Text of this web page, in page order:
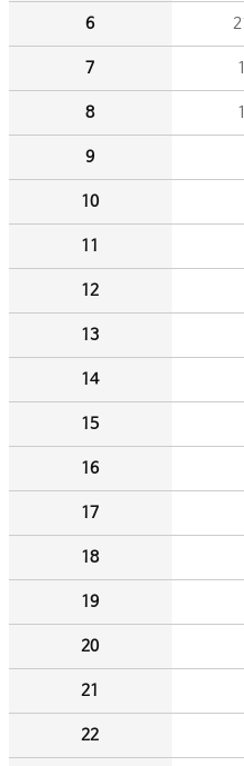
6
7
8
9
10
11
12
13
14
15
16
17
18
19
20
21
22